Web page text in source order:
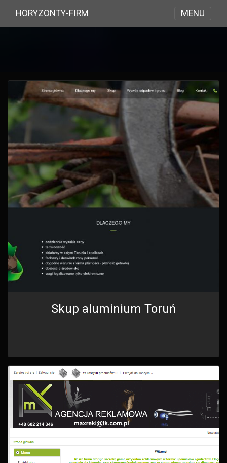
HORYZONTY-FIRM MENU
Skup aluminium Toruń